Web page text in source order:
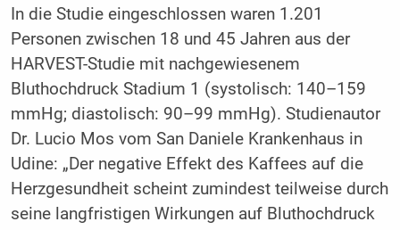
In die Studie eingeschlossen waren 1.201
Personen zwischen 18 und 45 Jahren aus der
HARVEST-Studie mit nachgewiesenem
Bluthochdruck Stadium 1 (systolisch: 140–159
mmHg; diastolisch: 90–99 mmHg). Studienautor
Dr. Lucio Mos vom San Daniele Krankenhaus in
Udine: „Der negative Effekt des Kaffees auf die
Herzgesundheit scheint zumindest teilweise durch
seine langfristigen Wirkungen auf Bluthochdruck